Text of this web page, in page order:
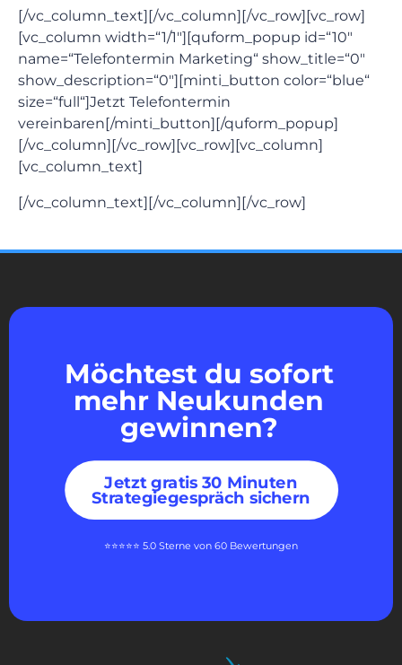
[/vc_column_text][/vc_column][/vc_row][vc_row]
[vc_column width=“1/1″][quform_popup id=“10″
name=“Telefontermin Marketing“ show_title=“0″
show_description=“0″][minti_button color=“blue“
size=“full“]Jetzt Telefontermin
vereinbaren[/minti_button][/quform_popup]
[/vc_column][/vc_row][vc_row][vc_column]
[vc_column_text]
[/vc_column_text][/vc_column][/vc_row]
Möchtest du sofort
mehr Neukunden
gewinnen?
Jetzt gratis 30 Minuten
Strategiegespräch sichern
⭐⭐⭐⭐⭐ 5.0 Sterne von 60 Bewertungen